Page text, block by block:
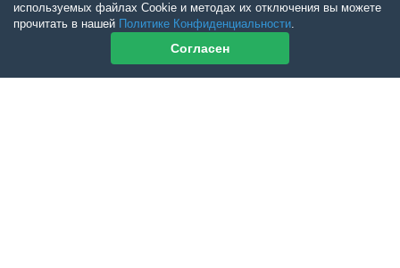
используемых файлах Cookie и методах их отключения вы можете
прочитать в нашей Политике Конфиденциальности.
Согласен